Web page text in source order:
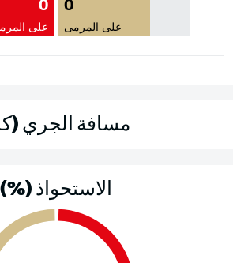
0
على المرمى
0
على
مسافة الجري
الاستحواذ (%)